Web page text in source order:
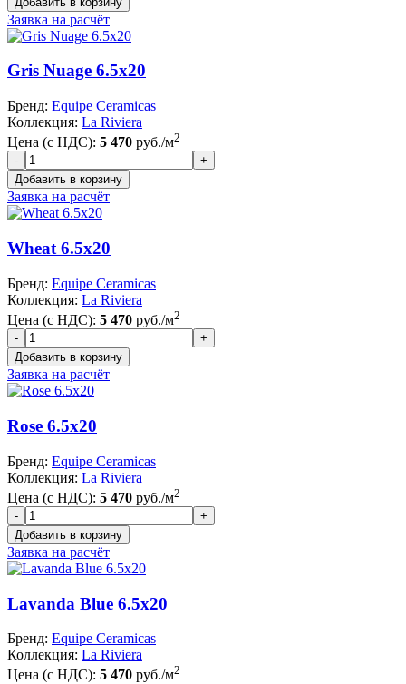
Заявка на расчёт
Gris Nuage 6.5x20
Бренд: Equipe Ceramicas
Коллекция: La Riviera
Цена (с НДС): 5 470 руб./м2
Заявка на расчёт
Wheat 6.5x20
Бренд: Equipe Ceramicas
Коллекция: La Riviera
Цена (с НДС): 5 470 руб./м2
Заявка на расчёт
Rose 6.5x20
Бренд: Equipe Ceramicas
Коллекция: La Riviera
Цена (с НДС): 5 470 руб./м2
Заявка на расчёт
Lavanda Blue 6.5x20
Бренд: Equipe Ceramicas
Коллекция: La Riviera
Цена (с НДС): 5 470 руб./м2